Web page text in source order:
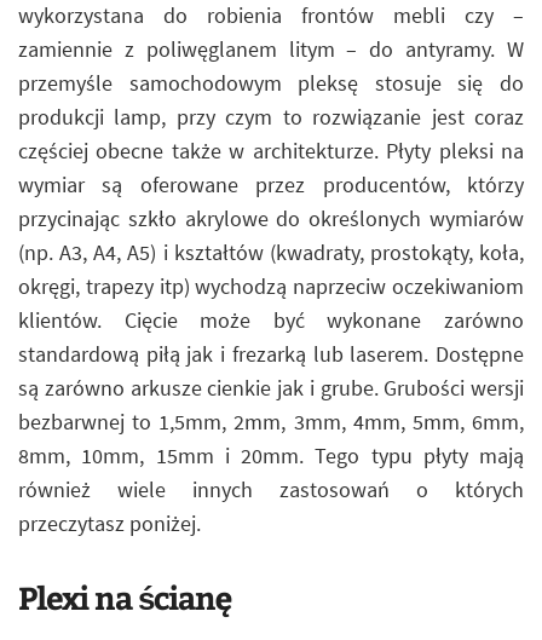
wykorzystana do robienia frontów mebli czy –
zamiennie z poliwęglanem litym – do antyramy. W
przemyśle samochodowym pleksę stosuje się do
produkcji lamp, przy czym to rozwiązanie jest coraz
częściej obecne także w architekturze. Płyty pleksi na
wymiar są oferowane przez producentów, którzy
przycinając szkło akrylowe do określonych wymiarów
(np. A3, A4, A5) i kształtów (kwadraty, prostokąty, koła,
okręgi, trapezy itp) wychodzą naprzeciw oczekiwaniom
klientów. Cięcie może być wykonane zarówno
standardową piłą jak i frezarką lub laserem. Dostępne
są zarówno arkusze cienkie jak i grube. Grubości wersji
bezbarwnej to 1,5mm, 2mm, 3mm, 4mm, 5mm, 6mm,
8mm, 10mm, 15mm i 20mm. Tego typu płyty mają
również wiele innych zastosowań o których
przeczytasz poniżej.
Plexi na ścianę